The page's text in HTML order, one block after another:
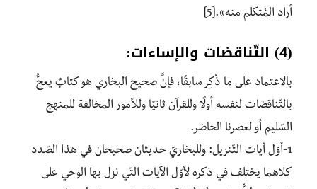
أراد المُتكلم منه».[5]
(4) التّناقضات والإساءات:
بالاعتماد على ما ذُكِر سابقًا، فإنَّ صحيح البخاري هو كتابٌ يعجُّ
بالتّناقضات لنفسه أولًا وللقرآن ثانيًا وللأمور المخالفة للمنهج
السّليم أو لعصرنا الحاضر.
1-أوّل أيات التّنزيل: وللبخاريّ حديثان صحيحان في هذا الصّدد
كلاهما يختلف في ذكره لأوّل الآيات التّي نزل بها الوحي على